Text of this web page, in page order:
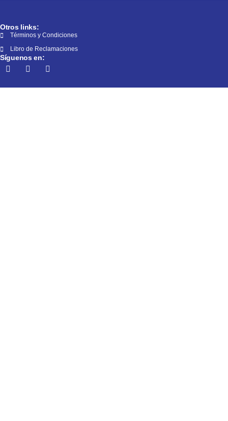
Otros links:
Términos y Condiciones
Libro de Reclamaciones
Síguenos en: